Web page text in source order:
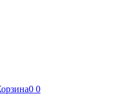
0 0